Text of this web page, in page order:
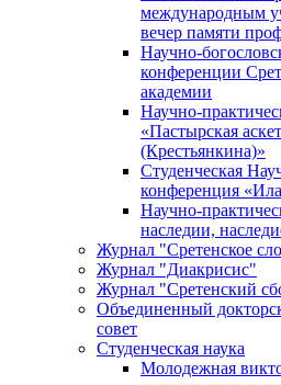
международным
вечер памяти
Научно-
конференции
академии
Научно-
«Пастырская
(Крестьянкина)»
Студенческая
конференция
Научно-
наследии,
Журнал "Сретенское
Журнал "Диакрисис"
Журнал "Сретенский
Объединенный
совет
Студенческая наука
Молодежная